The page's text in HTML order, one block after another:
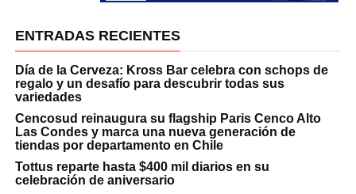
ENTRADAS RECIENTES
Día de la Cerveza: Kross Bar celebra con schops de
regalo y un desafío para descubrir todas sus
variedades
Cencosud reinaugura su flagship Paris Cenco Alto
Las Condes y marca una nueva generación de
tiendas por departamento en Chile
Tottus reparte hasta $400 mil diarios en su
celebración de aniversario